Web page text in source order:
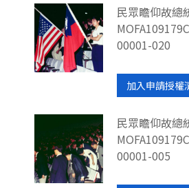
民眾瞻仰故總
00001-020
加入申請授權
民眾瞻仰故總
00001-005